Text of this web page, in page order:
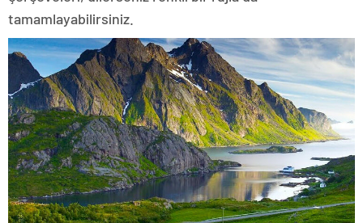
tamamlayabilirsiniz.